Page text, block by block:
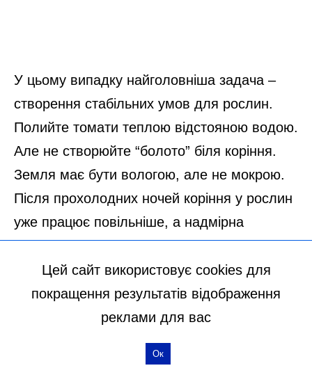
Цей сайт використовує cookies для
покращення результатів відображення
реклами для вас
Ок